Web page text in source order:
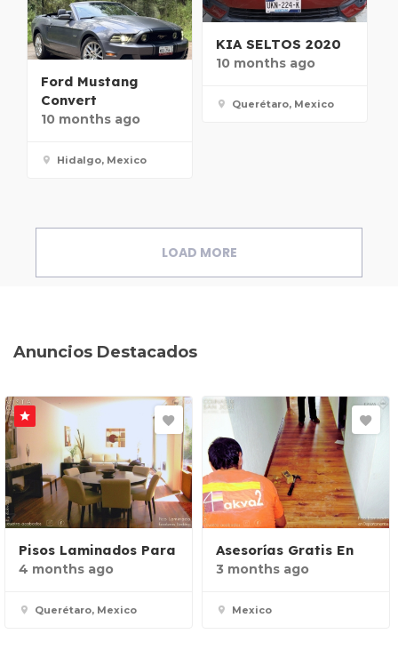
KIA SELTOS 2020
10 months ago
Querétaro, Mexico
Ford Mustang
Convert
10 months ago
Hidalgo, Mexico
LOAD MORE
Anuncios Destacados
Pisos Laminados Para
4 months ago
Querétaro, Mexico
Asesorías Gratis En
3 months ago
Mexico